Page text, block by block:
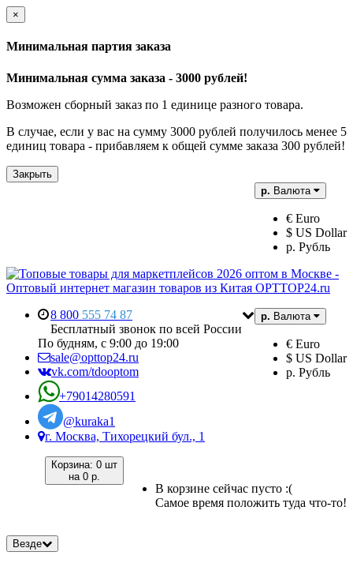
×
Минимальная партия заказа
Минимальная сумма заказа - 3000 рублей!
Возможен сборный заказ по 1 единице разного товара.
В случае, если у вас на сумму 3000 рублей получилось менее 5
единиц товара - прибавляем к общей сумме заказа 300 рублей!
Закрыть
р. Валюта
€ Euro
$ US Dollar
р. Рубль
р. Валюта
€ Euro
$ US Dollar
р. Рубль
8 800 555 74 87
Бесплатный звонок по всей России
По будням, с 9:00 до 19:00
sale@opttop24.ru
vk.com/tdooptom
+79014280591
@kuraka1
г. Москва, Тихорецкий бул., 1
Корзина: 0 шт
на 0 р.
В корзине сейчас пусто :(
Самое время положить туда что-то!
Везде